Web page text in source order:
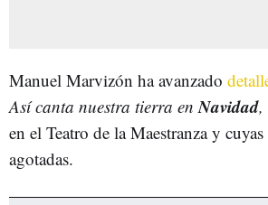
Manuel Marvizón ha avanzado
Así canta nuestra tierra en Navidad,
en el Teatro de la Maestranza y cuyas
agotadas.